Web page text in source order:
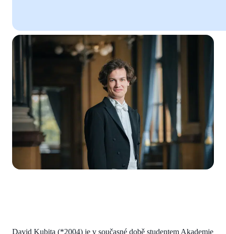
David Kubita (*2004) je v současné době studentem Akademie